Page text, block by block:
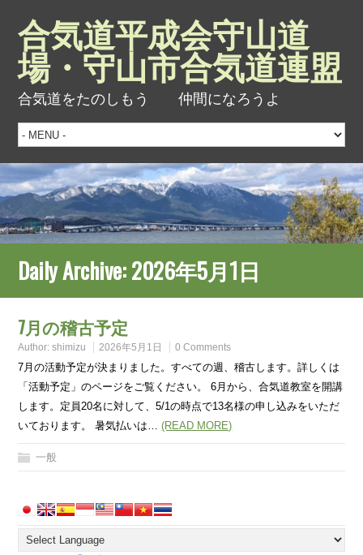
合気道平成会守山道
場・守山市合気道連盟
合気道をたのしもう 仲間になろうよ
Daily Archive:2026年5月1日
7月の稽古予定
Author:shimizu 2026年5月1日 0 Comments
7月の活動予定が決まりました。すべての週、稽古します。詳しくは
「活動予定」のページをご覧ください。 6月から、合気道教室を開講
します。定員20名に対して、5/1の時点で13名様の申し込みをいただ
いております。 暑気払いは…(READ MORE)
一般